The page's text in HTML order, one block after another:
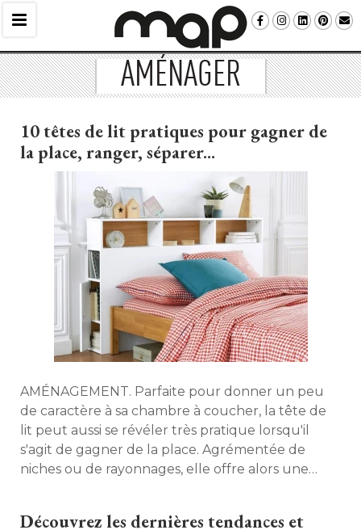
AMÉNAGER
10 têtes de lit pratiques pour gagner de
la place, ranger, séparer...
AMÉNAGEMENT. Parfaite pour donner un peu
de caractère à sa chambre à coucher, la tête de
lit peut aussi se révéler très pratique lorsqu'il
s'agit de gagner de la place. Agrémentée de
niches ou de rayonnages, elle offre alors une
Découvrez les dernières tendances et